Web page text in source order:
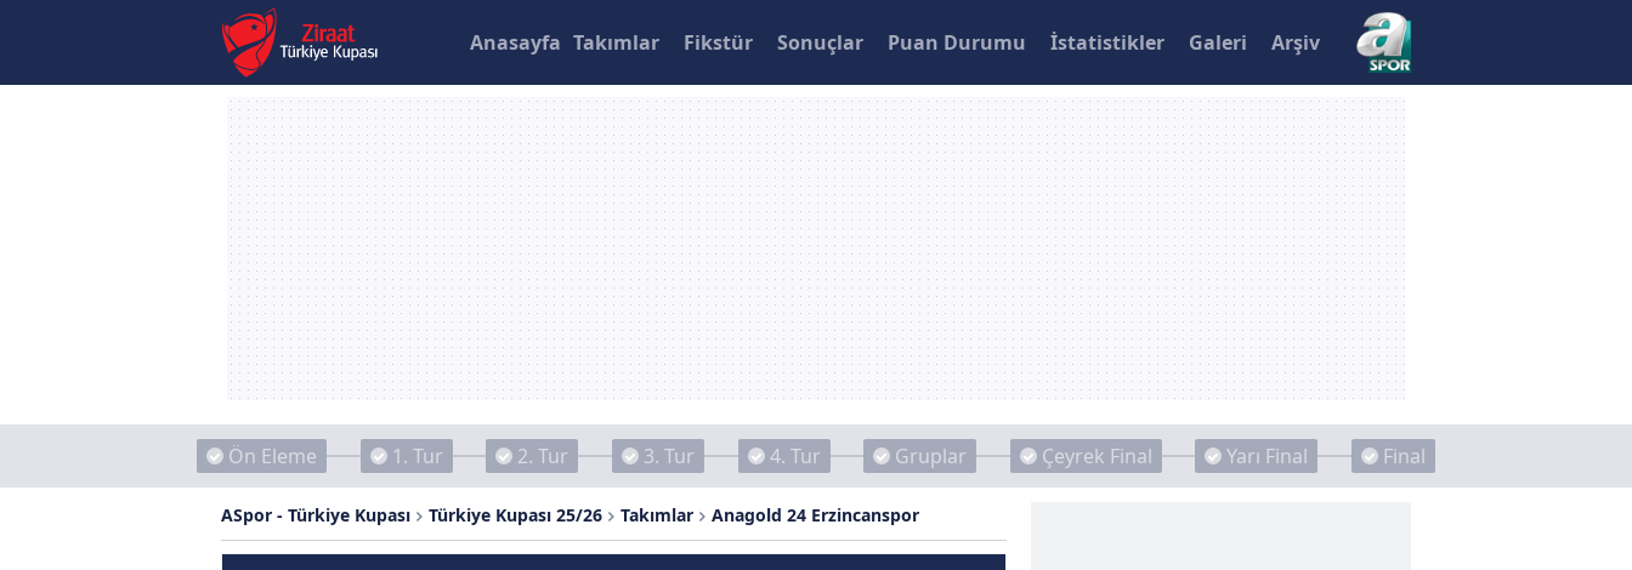
Anasayfa Takımlar Fikstür Sonuçlar Puan Durumu İstatistikler Galeri Arşiv
Ön Eleme 1. Tur 2. Tur 3. Tur 4. Tur Gruplar Çeyrek Final Yarı Final Final
ASpor - Türkiye Kupası Türkiye Kupası 25/26 Takımlar Anagold 24 Erzincanspor